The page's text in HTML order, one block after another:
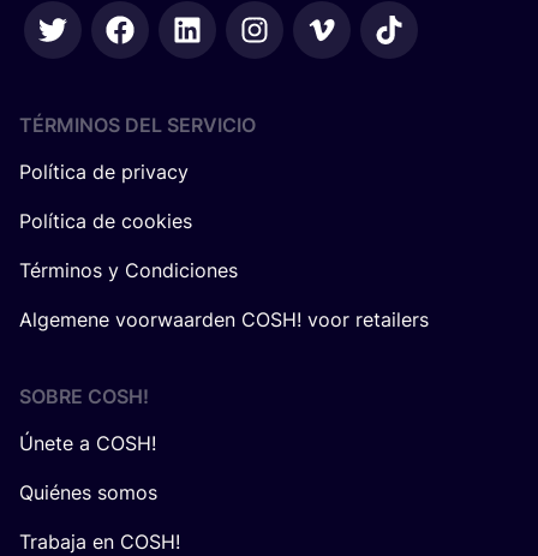
TÉRMINOS DEL SERVICIO
Política de privacy
Política de cookies
Términos y Condiciones
Algemene voorwaarden COSH! voor retailers
SOBRE COSH!
Únete a COSH!
Quiénes somos
Trabaja en COSH!